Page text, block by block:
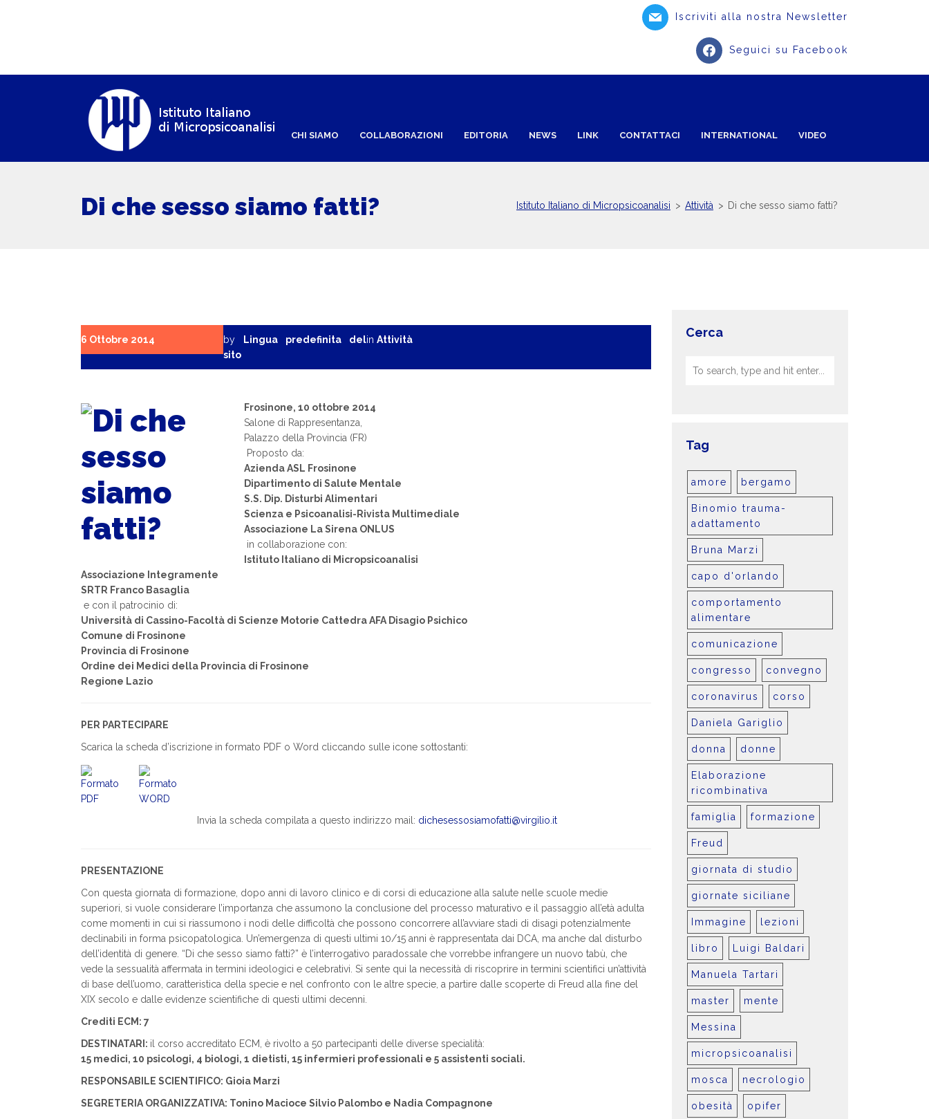
Iscriviti alla nostra Newsletter
Seguici su Facebook
CHI SIAMO COLLABORAZIONI EDITORIA NEWS LINK CONTATTACI INTERNATIONAL VIDEO
Di che sesso siamo fatti? Istituto Italiano di Micropsicoanalisi > Attività > Di che sesso siamo fatti?
6 Ottobre 2014 by
Lingua predefinita del
sito
in Attività
Frosinone, 10 ottobre 2014
Salone di Rappresentanza,
Palazzo della Provincia (FR)
Proposto da:
Azienda ASL Frosinone
Dipartimento di Salute Mentale
S.S. Dip. Disturbi Alimentari
Scienza e Psicoanalisi-Rivista Multimediale
Associazione La Sirena ONLUS
in collaborazione con:
Istituto Italiano di Micropsicoanalisi
Associazione Integramente
SRTR Franco Basaglia
e con il patrocinio di:
Università di Cassino-Facoltà di Scienze Motorie Cattedra AFA Disagio Psichico
Comune di Frosinone
Provincia di Frosinone
Ordine dei Medici della Provincia di Frosinone
Regione Lazio
PER PARTECIPARE
Scarica la scheda d’iscrizione in formato PDF o Word cliccando sulle icone sottostanti:
Invia la scheda compilata a questo indirizzo mail: dichesessosiamofatti@virgilio.it
PRESENTAZIONE
Con questa giornata di formazione, dopo anni di lavoro clinico e di corsi di educazione alla salute nelle scuole medie
superiori, si vuole considerare l’importanza che assumono la conclusione del processo maturativo e il passaggio all’età adulta
come momenti in cui si riassumono i nodi delle difficoltà che possono concorrere all’avviare stadi di disagi potenzialmente
declinabili in forma psicopatologica. Un’emergenza di questi ultimi 10/15 anni è rappresentata dai DCA, ma anche dal disturbo
dell’identità di genere. “Di che sesso siamo fatti?” è l’interrogativo paradossale che vorrebbe infrangere un nuovo tabù, che
vede la sessualità affermata in termini ideologici e celebrativi. Si sente qui la necessità di riscoprire in termini scientifici un’attività
di base dell’uomo, caratteristica della specie e nel confronto con le altre specie, a partire dalle scoperte di Freud alla fine del
XIX secolo e dalle evidenze scientifiche di questi ultimi decenni.
Crediti ECM: 7
DESTINATARI: il corso accreditato ECM, è rivolto a 50 partecipanti delle diverse specialità:
15 medici, 10 psicologi, 4 biologi, 1 dietisti, 15 infermieri professionali e 5 assistenti sociali.
RESPONSABILE SCIENTIFICO: Gioia Marzi
SEGRETERIA ORGANIZZATIVA: Tonino Macioce Silvio Palombo e Nadia Compagnone
Cerca
Tag
amore bergamo
Binomio trauma-
adattamento
Bruna Marzi
capo d'orlando
comportamento
alimentare
comunicazione
congresso convegno
coronavirus corso
Daniela Gariglio
donna donne
Elaborazione
ricombinativa
famiglia formazione
Freud
giornata di studio
giornate siciliane
Immagine lezioni
libro Luigi Baldari
Manuela Tartari
master mente
Messina
micropsicoanalisi
mosca necrologio
obesità opifer